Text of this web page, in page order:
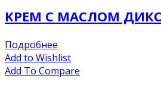
КРЕМ С МАСЛОМ ДИКОЙ
Подробнее
Add to Wishlist
Add To Compare